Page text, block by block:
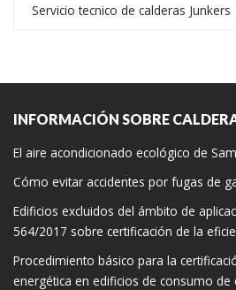
Servicio tecnico de calderas Junkers
INFORMACIÓN SOBRE
El aire acondicionado ecológico de
Cómo evitar accidentes por fugas de
Edificios excluidos del ámbito de
564/2017 sobre certificación de la
Procedimiento básico para la
energética en edificios de consumo de